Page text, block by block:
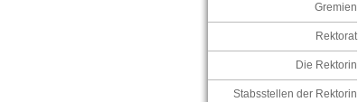
Gremien
Rektorat
Die Rektorin
Stabsstellen der Rektorin